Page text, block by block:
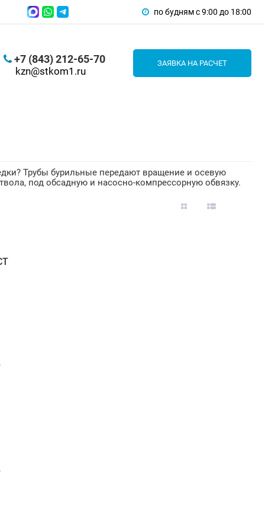
по будням с 9:00 до 18:00
+7 (843) 212-65-70
kzn@stkom1.ru
ЗАЯВКА НА РАСЧЕТ
Трубы бурильные передают вращение и осевую
под обсадную и насосно-компрессорную обвязку.